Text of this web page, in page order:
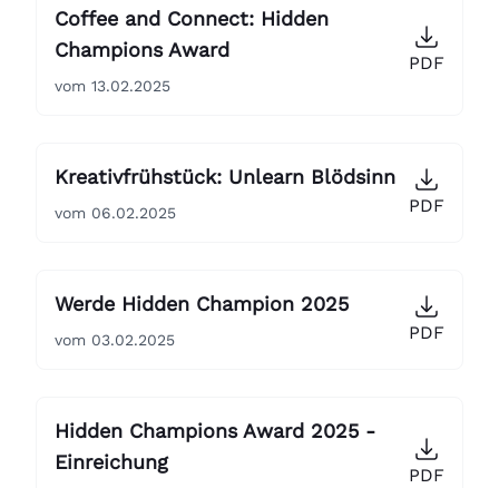
Coffee and Connect: Hidden
Champions Award
vom 13.02.2025
PDF
Kreativfrühstück: Unlearn Blödsinn
vom 06.02.2025 PDF
Werde Hidden Champion 2025
vom 03.02.2025 PDF
Hidden Champions Award 2025 -
Einreichung
PDF